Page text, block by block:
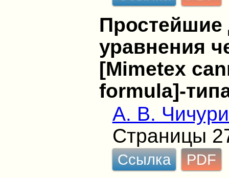
уравнения
[Mimetex
formula]-
А. В.
Страницы
Ссылка PDF